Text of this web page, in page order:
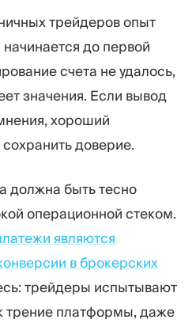
трейдеров опыт
до первой
счета не удалось,
значения. Если вывод
хороший
доверие.
должна быть тесно
операционной стеком.
являются
в брокерских
трейдеры испытывают
трение платформы, даже